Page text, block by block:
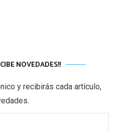
NOVEDADES!!
y recibirás cada artículo,